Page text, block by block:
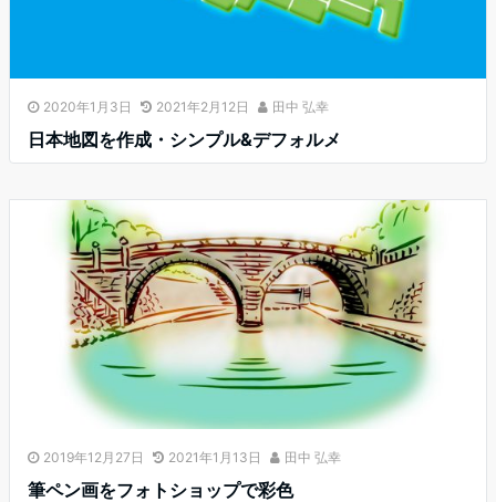
2020年1月3日 2021年2月12日 田中 弘幸
日本地図を作成・シンプル&デフォルメ
2019年12月27日 2021年1月13日 田中 弘幸
筆ペン画をフォトショップで彩色